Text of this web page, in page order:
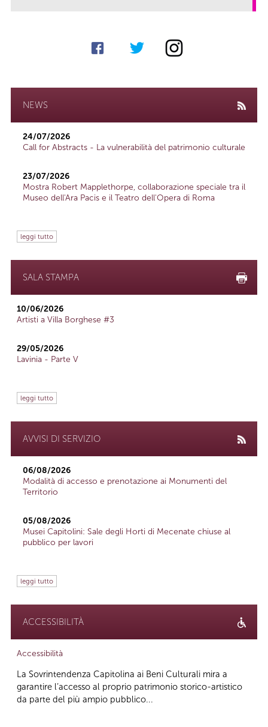
NEWS
24/07/2026
Call for Abstracts - La vulnerabilità del patrimonio culturale
23/07/2026
Mostra Robert Mapplethorpe, collaborazione speciale tra il
Museo dell'Ara Pacis e il Teatro dell'Opera di Roma
leggi tutto
SALA STAMPA
10/06/2026
Artisti a Villa Borghese #3
29/05/2026
Lavinia - Parte V
leggi tutto
AVVISI DI SERVIZIO
06/08/2026
Modalità di accesso e prenotazione ai Monumenti del
Territorio
05/08/2026
Musei Capitolini: Sale degli Horti di Mecenate chiuse al
pubblico per lavori
leggi tutto
ACCESSIBILITÀ
Accessibilità
La Sovrintendenza Capitolina ai Beni Culturali mira a
garantire l’accesso al proprio patrimonio storico-artistico
da parte del più ampio pubblico...